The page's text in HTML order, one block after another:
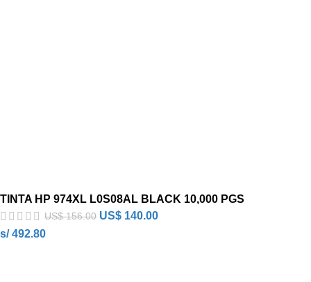
TINTA HP 974XL L0S08AL BLACK 10,000 PGS
US$156.00 US$ 140.00
s/ 492.80